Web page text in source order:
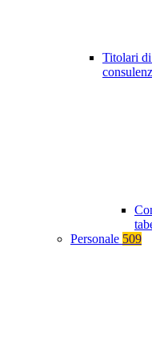
Titolari
Personale 509